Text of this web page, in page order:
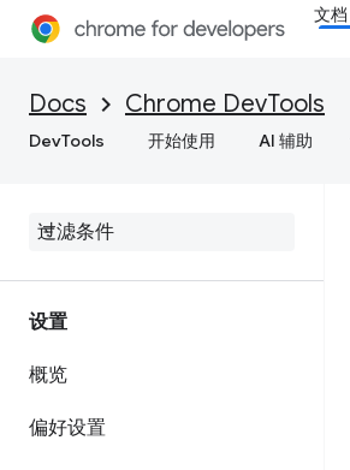
文档
Docs Chrome DevTools
DevTools 开始使用 AI 辅助
设置
概览
偏好设置